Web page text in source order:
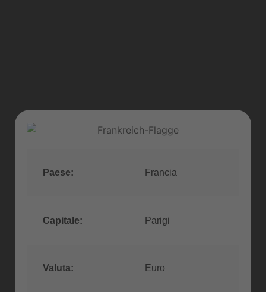
Paese: Francia
Capitale: Parigi
Valuta: Euro